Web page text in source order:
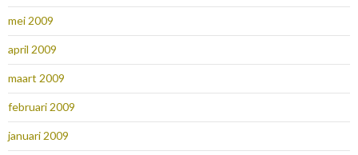
mei 2009
april 2009
maart 2009
februari 2009
januari 2009